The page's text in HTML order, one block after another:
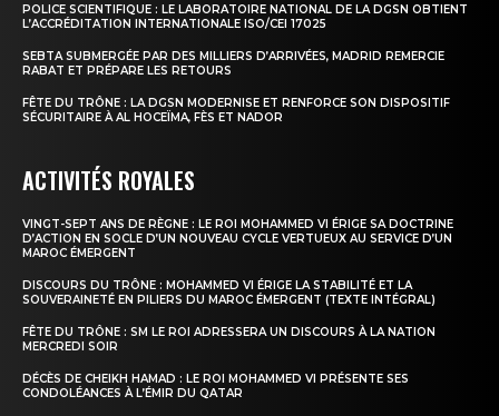
POLICE SCIENTIFIQUE : LE LABORATOIRE NATIONAL DE LA DGSN OBTIENT
L’ACCRÉDITATION INTERNATIONALE ISO/CEI 17025
SEBTA SUBMERGÉE PAR DES MILLIERS D’ARRIVÉES, MADRID REMERCIE
RABAT ET PRÉPARE LES RETOURS
FÊTE DU TRÔNE : LA DGSN MODERNISE ET RENFORCE SON DISPOSITIF
SÉCURITAIRE À AL HOCEÏMA, FÈS ET NADOR
ACTIVITÉS ROYALES
VINGT-SEPT ANS DE RÈGNE : LE ROI MOHAMMED VI ÉRIGE SA DOCTRINE
D’ACTION EN SOCLE D’UN NOUVEAU CYCLE VERTUEUX AU SERVICE D’UN
MAROC ÉMERGENT
DISCOURS DU TRÔNE : MOHAMMED VI ÉRIGE LA STABILITÉ ET LA
SOUVERAINETÉ EN PILIERS DU MAROC ÉMERGENT (TEXTE INTÉGRAL)
FÊTE DU TRÔNE : SM LE ROI ADRESSERA UN DISCOURS À LA NATION
MERCREDI SOIR
DÉCÈS DE CHEIKH HAMAD : LE ROI MOHAMMED VI PRÉSENTE SES
CONDOLÉANCES À L’ÉMIR DU QATAR